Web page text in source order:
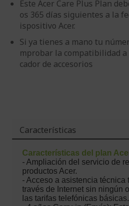
Este Acer Care Plus Plan
os 365 días siguientes a la
ispositivo Acer.
Si ya tienes a mano tu
mprobar la compatibilidad
cador de accesorios
Características